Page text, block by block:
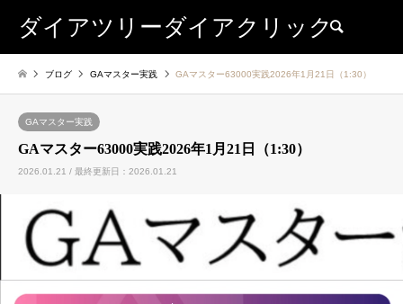
ダイアツリーダイアクリック
ブログ GAマスター実践 GAマスター63000実践2026年1月21日（1:30）
GAマスター実践
GAマスター63000実践2026年1月21日（1:30）
2026.01.21 / 最終更新日：2026.01.21